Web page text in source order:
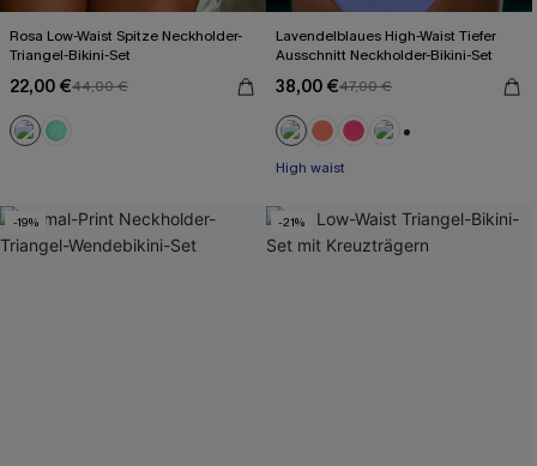
Rosa Low-Waist Spitze Neckholder-
Triangel-Bikini-Set
22,00 €44,00 €
Lavendelblaues High-Waist Tiefer
Ausschnitt Neckholder-Bikini-Set
38,00 €47,00 €
High waist
-19% -21%